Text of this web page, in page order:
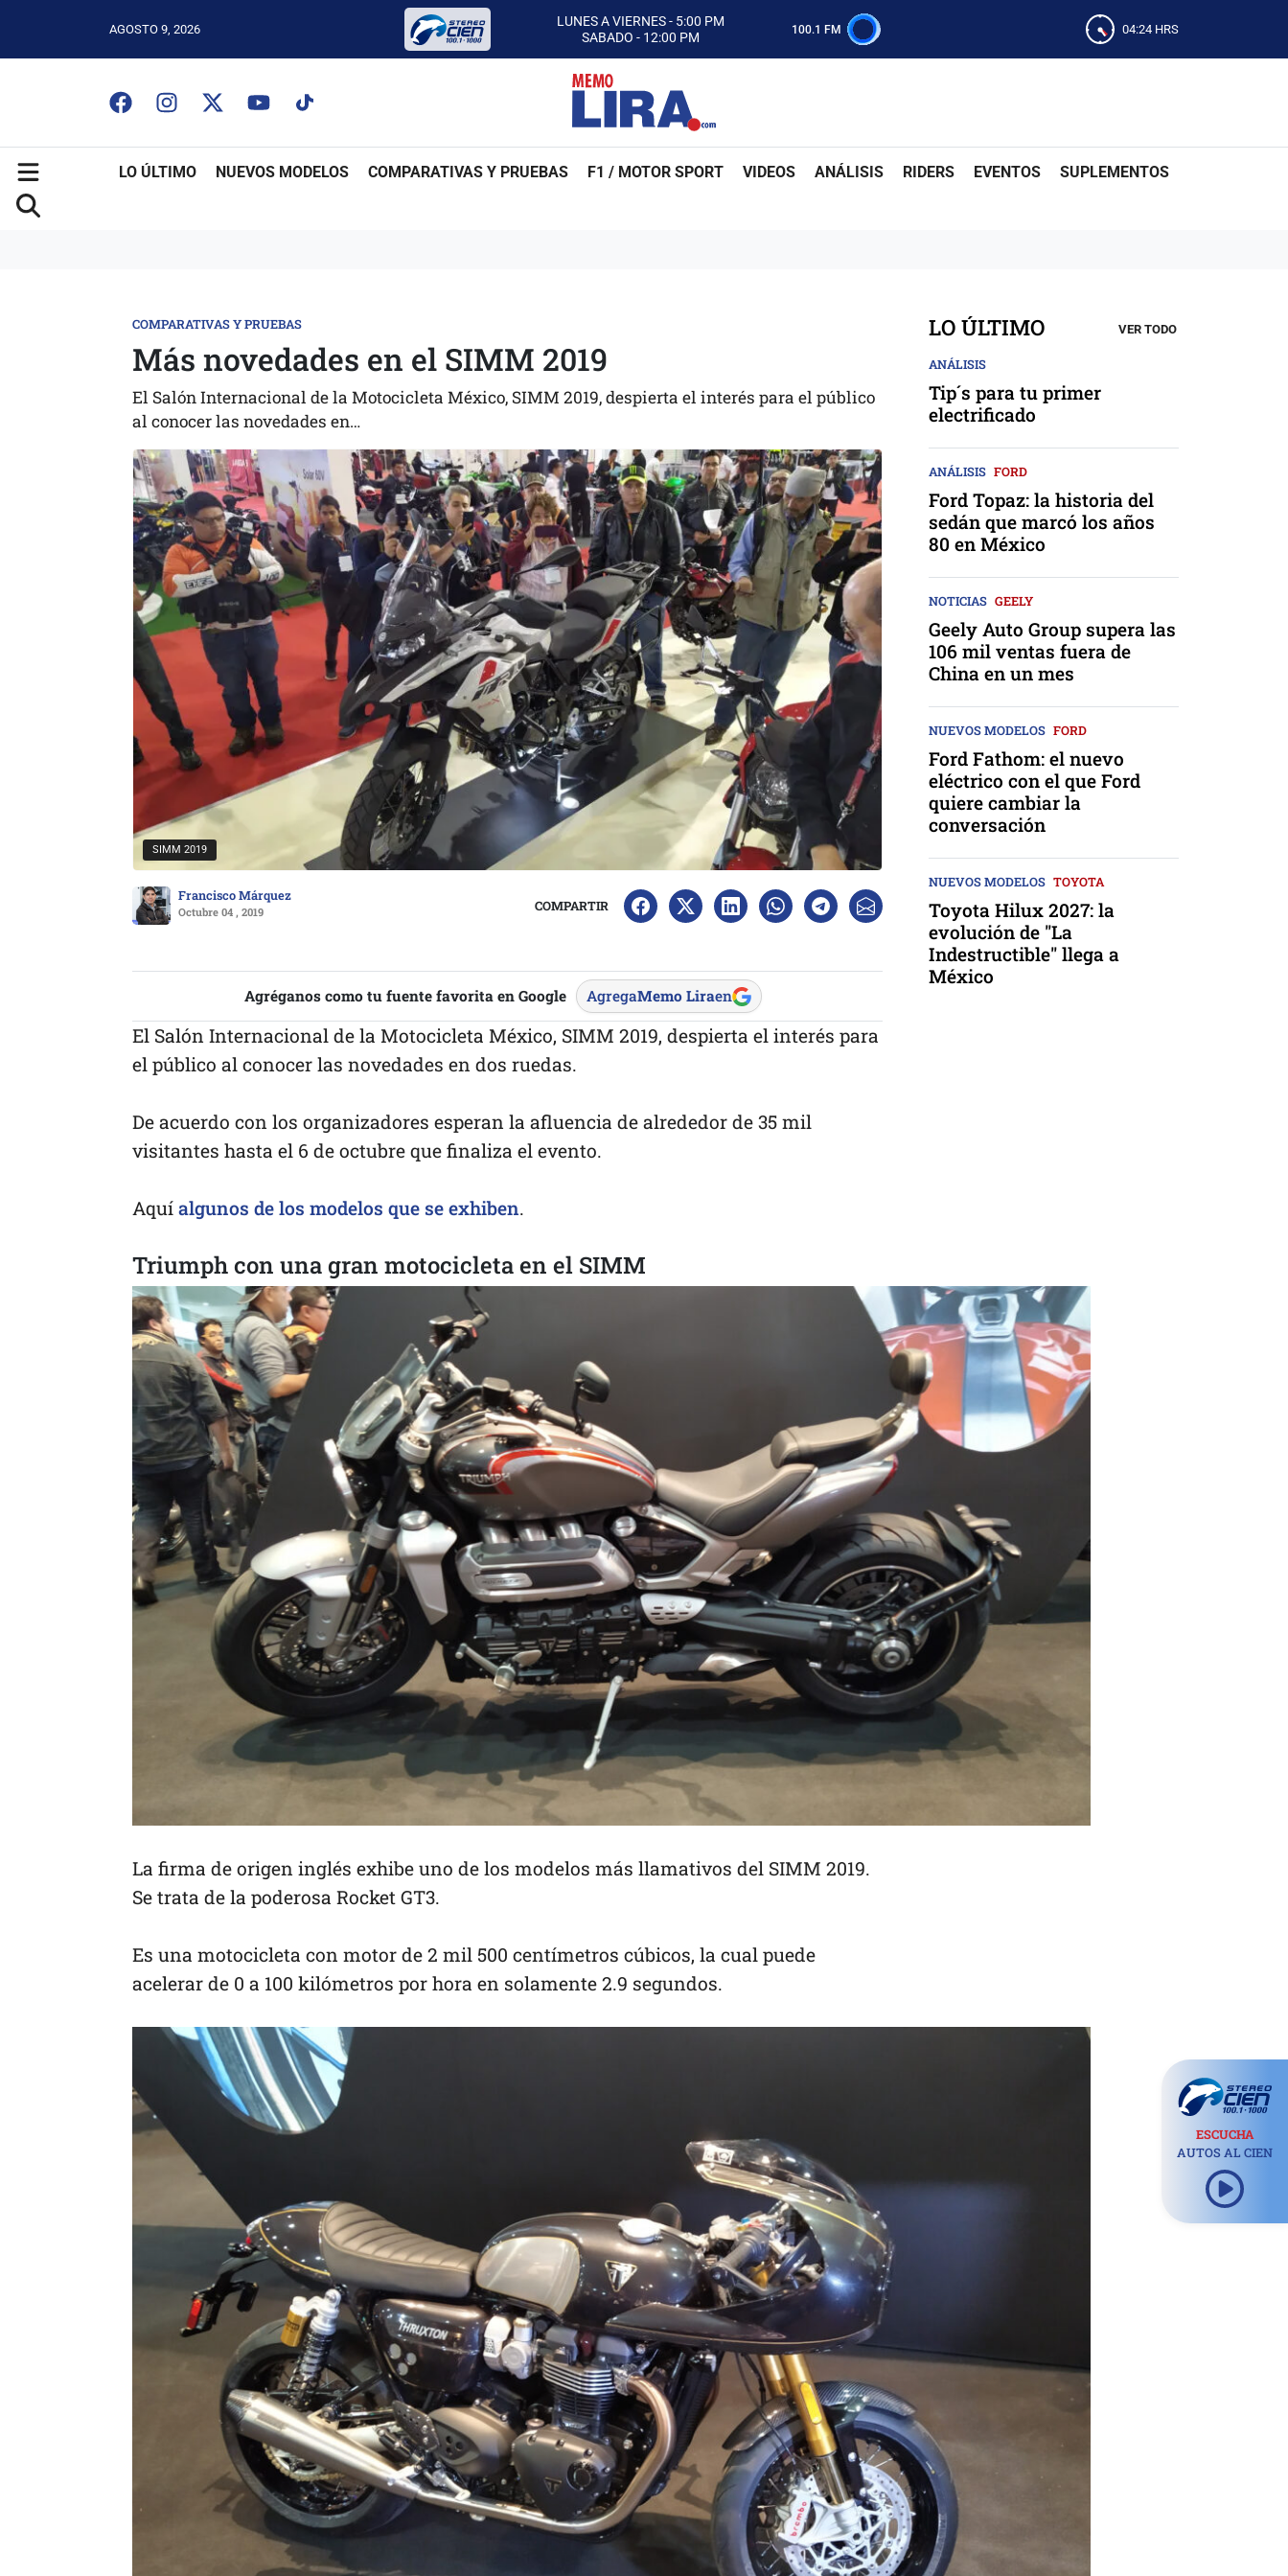
AGOSTO 9, 2026
LUNES A VIERNES - 5:00 PM
SABADO - 12:00 PM
ESCUCHA AUTOS AL CIEN
CON MEMO LIRA Y SU EQUIPO
LUNES A VIERNES - 5:00 PM
SABADO - 12:00 PM
100.1 FM 04:24 HRS
LO ÚLTIMO NUEVOS MODELOS COMPARATIVAS Y PRUEBAS F1 / MOTOR SPORT VIDEOS ANÁLISIS RIDERS EVENTOS SUPLEMENTOS
COMPARATIVAS Y PRUEBAS
Más novedades en el SIMM 2019
El Salón Internacional de la Motocicleta México, SIMM 2019, despierta el interés para el público
al conocer las novedades en…
SIMM 2019
Francisco Márquez
Octubre 04 , 2019 COMPARTIR
Agréganos como tu fuente favorita en Google AgregaMemo Liraen
El Salón Internacional de la Motocicleta México, SIMM 2019, despierta el interés para
el público al conocer las novedades en dos ruedas.
De acuerdo con los organizadores esperan la afluencia de alrededor de 35 mil
visitantes hasta el 6 de octubre que finaliza el evento.
Aquí algunos de los modelos que se exhiben.
Triumph con una gran motocicleta en el SIMM
La firma de origen inglés exhibe uno de los modelos más llamativos del SIMM 2019.
Se trata de la poderosa Rocket GT3.
Es una motocicleta con motor de 2 mil 500 centímetros cúbicos, la cual puede
acelerar de 0 a 100 kilómetros por hora en solamente 2.9 segundos.
LO ÚLTIMO VER TODO
ANÁLISIS
Tip´s para tu primer
electrificado
ANÁLISIS FORD
Ford Topaz: la historia del
sedán que marcó los años
80 en México
NOTICIAS GEELY
Geely Auto Group supera las
106 mil ventas fuera de
China en un mes
NUEVOS MODELOS FORD
Ford Fathom: el nuevo
eléctrico con el que Ford
quiere cambiar la
conversación
NUEVOS MODELOS TOYOTA
Toyota Hilux 2027: la
evolución de "La
Indestructible" llega a
México
ESCUCHA
AUTOS AL CIEN